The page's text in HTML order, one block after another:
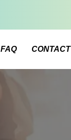
FAQ CONTACT